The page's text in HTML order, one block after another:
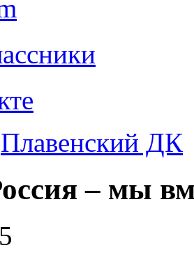
Плавенский ДК
– мы